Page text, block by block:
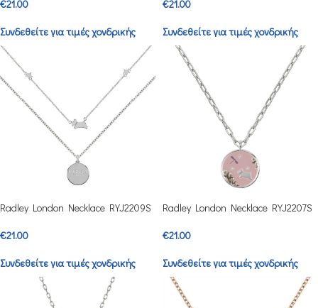
€21.00
Συνδεθείτε για τιμές χονδρικής
€21.00
Συνδεθείτε για τιμές χονδρικής
Radley London Necklace RYJ2209S
€21.00
Συνδεθείτε για τιμές χονδρικής
Radley London Necklace RYJ2207S
€21.00
Συνδεθείτε για τιμές χονδρικής